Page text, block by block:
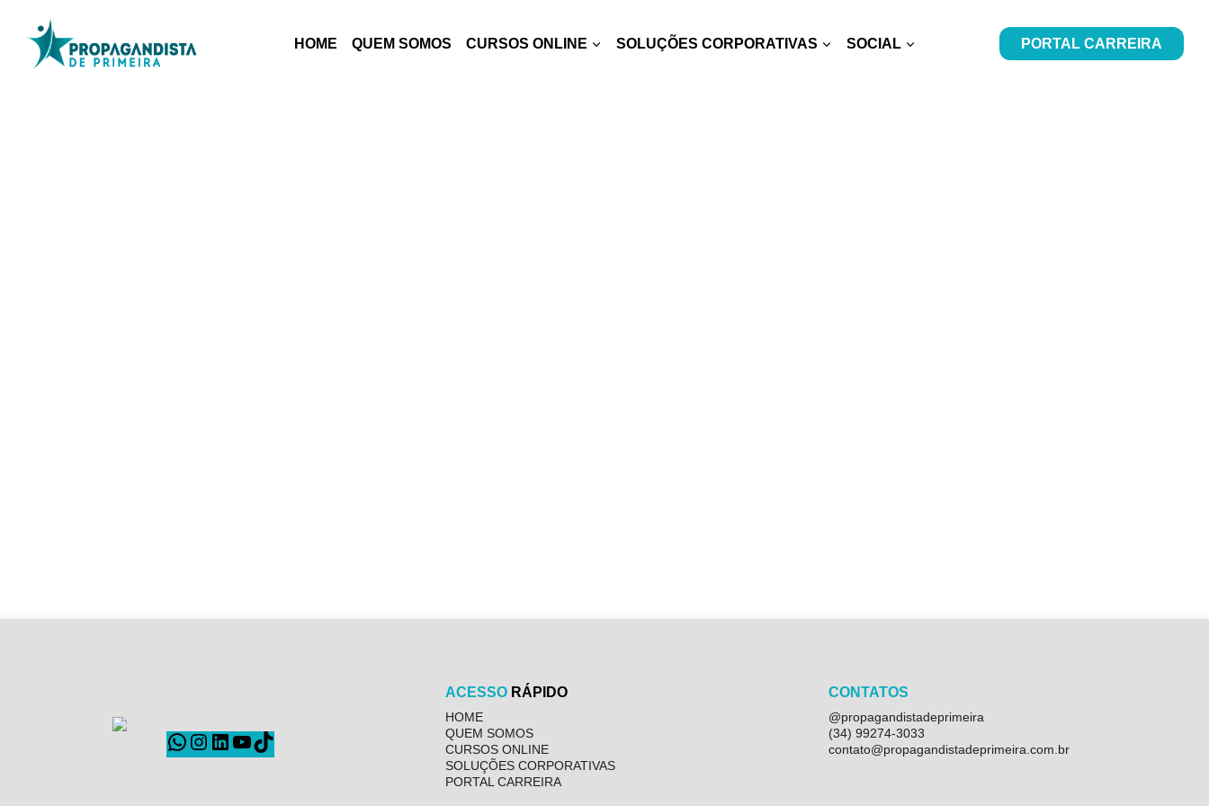
HOME QUEM SOMOS CURSOS ONLINE SOLUÇÕES CORPORATIVAS SOCIAL PORTAL CARREIRA
ACESSO RÁPIDO
HOME
QUEM SOMOS
CURSOS ONLINE
SOLUÇÕES CORPORATIVAS
PORTAL CARREIRA
CONTATOS
@propagandistadeprimeira
(34) 99274-3033
contato@propagandistadeprimeira.com.br